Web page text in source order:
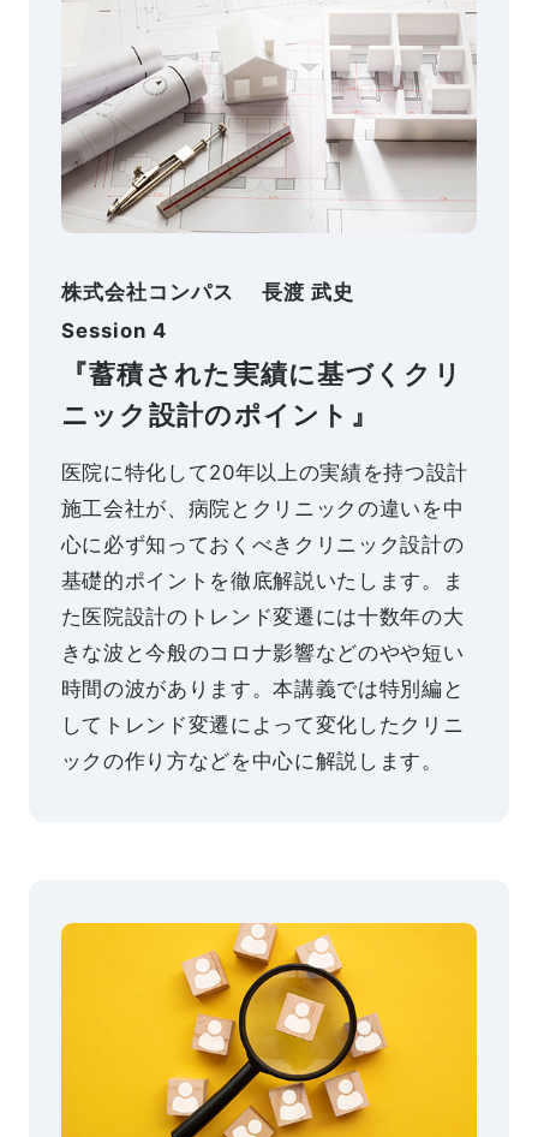
株式会社コンパス 長渡 武史
Session 4
『蓄積された実績に基づくクリ
ニック設計のポイント』
医院に特化して20年以上の実績を持つ設計
施工会社が、病院とクリニックの違いを中
心に必ず知っておくべきクリニック設計の
基礎的ポイントを徹底解説いたします。ま
た医院設計のトレンド変遷には十数年の大
きな波と今般のコロナ影響などのやや短い
時間の波があります。本講義では特別編と
してトレンド変遷によって変化したクリニ
ックの作り方などを中心に解説します。